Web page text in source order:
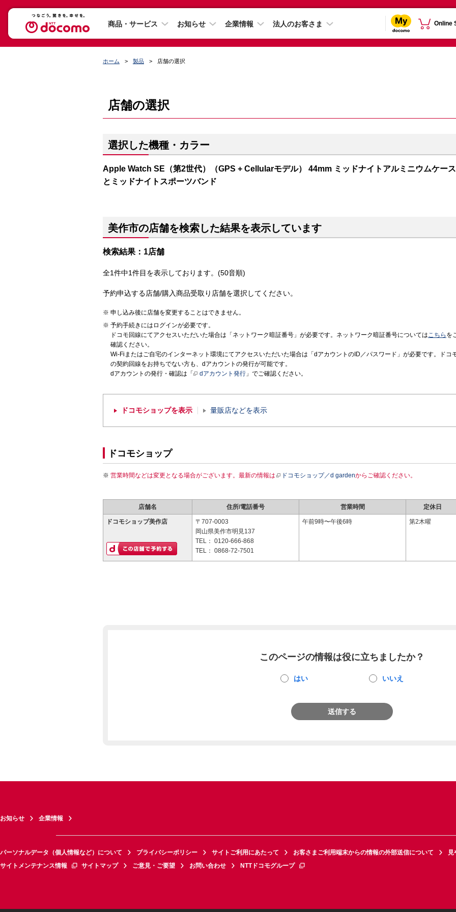
商品・サービス お知らせ 企業情報 法人のお客さま Online
ホーム 製品 店舗の選択
店舗の選択
選択した機種・カラー
Apple Watch SE（第2世代）（GPS + Cellularモデル） 44mm ミッドナイトアルミニウムケース
とミッドナイトスポーツバンド
美作市の店舗を検索した結果を表示しています
検索結果：1店舗
全1件中1件目を表示しております。(50音順)
予約申込する店舗/購入商品受取り店舗を選択してください。
申し込み後に店舗を変更することはできません。
予約手続きにはログインが必要です。
ドコモ回線にてアクセスいただいた場合は「ネットワーク暗証番号」が必要です。ネットワーク暗証番号についてはこちら を
確認ください。
Wi-Fiまたはご自宅のインターネット環境にてアクセスいただいた場合は「dアカウントのID／パスワード」が必要です。ドコ
の契約回線をお持ちでない方も、dアカウントの発行が可能です。
dアカウントの発行・確認は「
dアカウント発行 」でご確認ください。
ドコモショップを表示 量販店などを表示
ドコモショップ
営業時間などは変更となる場合がございます。最新の情報は ドコモショップ／d gardenからご確認ください。
店舗名 住所/電話番号 営業時間 定休日
ドコモショップ美作店
〒707-0003
岡山県美作市明見137
TEL： 0120-666-868
TEL： 0868-72-7501
午前9時〜午後6時 第2木曜
このページの情報は役に立ちましたか？
はい いいえ
送信する
お知らせ 企業情報
パーソナルデータ（個人情報など）について プライバシーポリシー サイトご利用にあたって お客さまご利用端末からの情報の外部送信について
見
サイトメンテナンス情報
サイトマップ ご意見・ご要望 お問い合わせ NTTドコモグループ